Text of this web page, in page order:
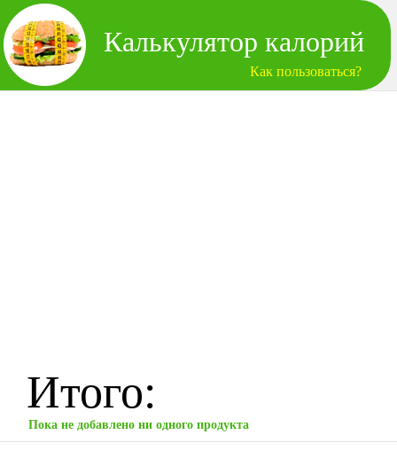
Калькулятор калорий
Как пользоваться?
Итого:
Пока не добавлено ни одного продукта